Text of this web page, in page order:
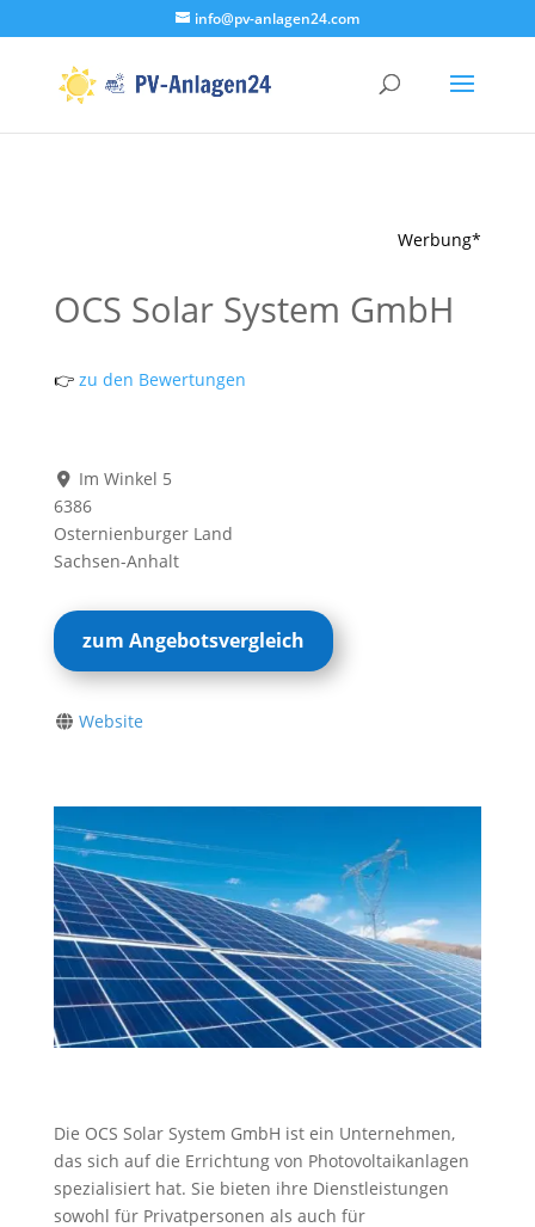
info@pv-anlagen24.com
Werbung*
OCS Solar System GmbH
👉zu den Bewertungen
Im Winkel 5
6386
Osternienburger Land
Sachsen-Anhalt
zum Angebotsvergleich
Website
Die OCS Solar System GmbH ist ein Unternehmen,
das sich auf die Errichtung von Photovoltaikanlagen
spezialisiert hat. Sie bieten ihre Dienstleistungen
sowohl für Privatpersonen als auch für